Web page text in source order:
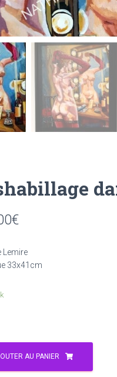
€
Lemire
33x41cm
AU PANIER